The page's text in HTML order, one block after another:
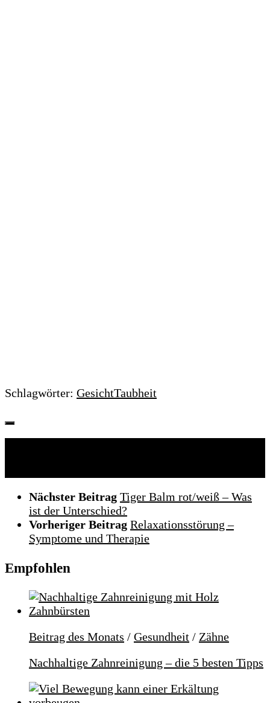
Schlagwörter: GesichtTaubheit
Nächster Beitrag Tiger Balm rot/weiß – Was
ist der Unterschied?
Vorheriger Beitrag Relaxationsstörung –
Symptome und Therapie
Empfohlen
Beitrag des Monats / Gesundheit / Zähne
Nachhaltige Zahnreinigung – die 5 besten Tipps